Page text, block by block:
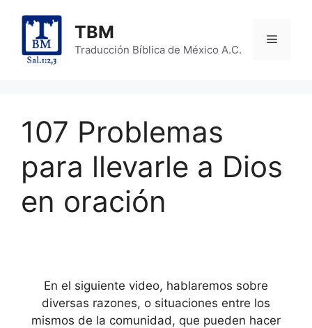
content
TBM
Traducción Bíblica de México A.C.
Menu
107 Problemas
para llevarle a Dios
en oración
En el siguiente video, hablaremos sobre
diversas razones, o situaciones entre los
mismos de la comunidad, que pueden hacer